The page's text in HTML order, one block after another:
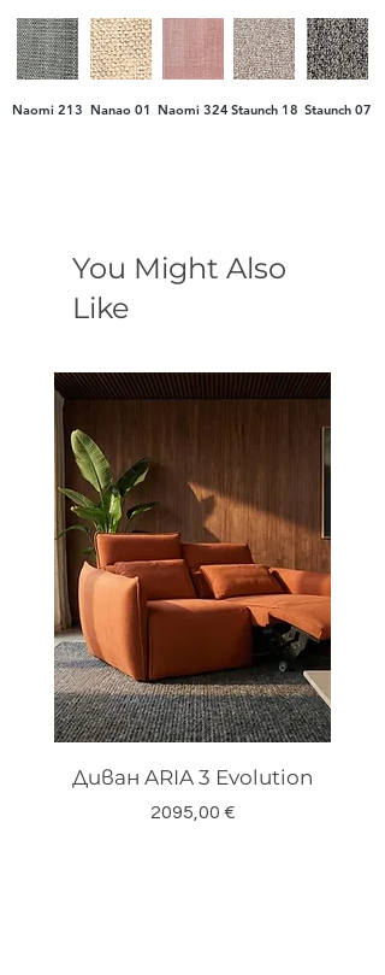
Staunch 07
Staunch 18
Naomi 324
Nanao 01
Naomi 213
You Might Also
Like
Диван ARIA 3 Evolution
Цена
2095,00 €